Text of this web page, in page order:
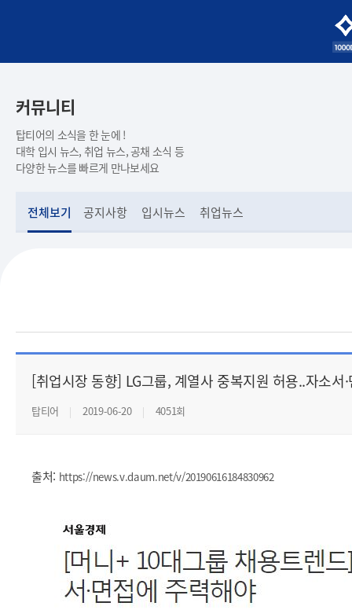
커뮤니티
탑티어의 소식을 한 눈에 !
대학 입시 뉴스, 취업 뉴스, 공채 소식 등
다양한 뉴스를 빠르게 만나보세요
전체보기 공지사항 입시뉴스 취업뉴스
[취업시장 동향] LG그룹, 계열사 중복지원 허용..자소서
탑티어 2019-06-20 4051회
출처: https://news.v.daum.net/v/20190616184830962